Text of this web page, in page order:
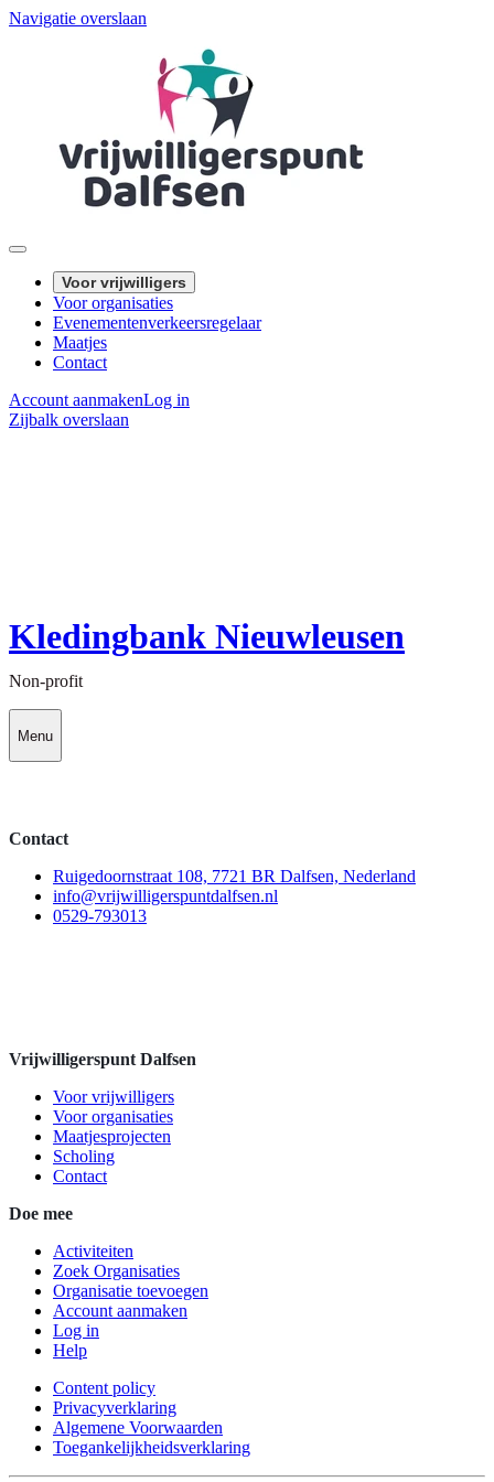
Navigatie overslaan
Voor vrijwilligers
Voor organisaties
Evenementenverkeersregelaar
Maatjes
Contact
Account aanmakenLog in
Zijbalk overslaan
Kledingbank Nieuwleusen
Non-profit
Menu
Contact
Ruigedoornstraat 108, 7721 BR Dalfsen, Nederland
info@vrijwilligerspuntdalfsen.nl
0529-793013
Vrijwilligerspunt Dalfsen
Voor vrijwilligers
Voor organisaties
Maatjesprojecten
Scholing
Contact
Doe mee
Activiteiten
Zoek Organisaties
Organisatie toevoegen
Account aanmaken
Log in
Help
Content policy
Privacyverklaring
Algemene Voorwaarden
Toegankelijkheidsverklaring